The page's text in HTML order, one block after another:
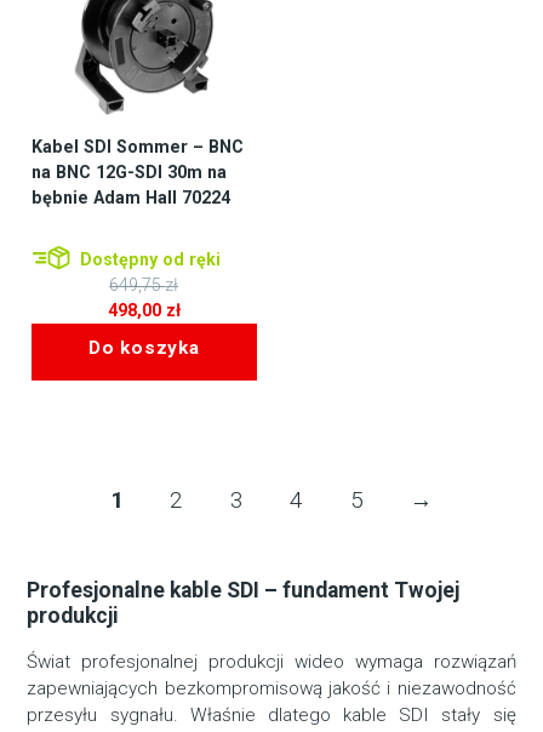
Kabel SDI Sommer – BNC
na BNC 12G-SDI 30m na
bębnie Adam Hall 70224
Dostępny od ręki
649,75zł
wynosiła:
649,75 zł.
498,00 zł
wynosi:
Do koszyka
1 2 3 4 5 →
Profesjonalne kable SDI – fundament Twojej
produkcji
Świat profesjonalnej produkcji wideo wymaga rozwiązań
zapewniających bezkompromisową jakość i niezawodność
przesyłu sygnału. Właśnie dlatego kable SDI stały się